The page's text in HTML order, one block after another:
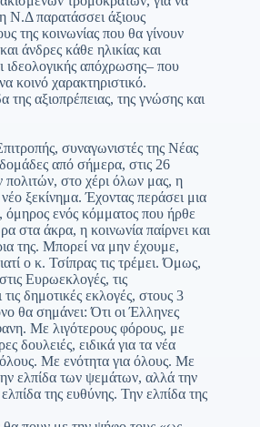
Ν.Δ παρατάσσει άξιους
της κοινωνίας που θα γίνουν
άνδρες κάθε ηλικίας και
ιδεολογικής απόχρωσης– που
κοινό χαρακτηριστικό.
αξιοπρέπειας, της γνώσης και
συναγωνιστές της Νέας
από σήμερα, στις 26
πολιτών, στο χέρι όλων μας, η
ξεκίνημα. Έχοντας περάσει μια
ενός κόμματος που ήρθε
στα άκρα, η κοινωνία παίρνει και
της. Μπορεί να μην έχουμε,
ο κ. Τσίπρας τις τρέμει. Όμως,
Ευρωεκλογές, τις
δημοτικές εκλογές, στους 3
θα σημάνει: Ότι οι Έλληνες
Με λιγότερους φόρους, με
δουλειές, ειδικά για τα νέα
Με ενότητα για όλους. Με
ελπίδα των ψεμάτων, αλλά την
της ευθύνης. Την ελπίδα της